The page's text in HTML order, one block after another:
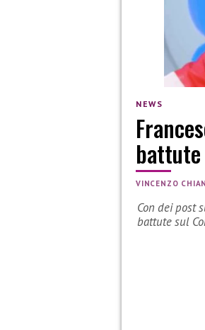
NEWS
VINCENZO
Con dei post
battute sul